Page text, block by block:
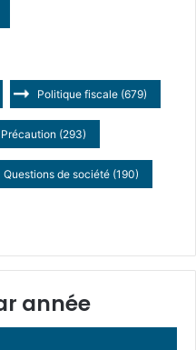
Politique fiscale (679)
Précaution (293)
Questions de société (190)
année